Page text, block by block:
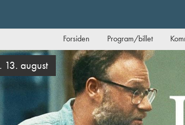
Forsiden Program/billet